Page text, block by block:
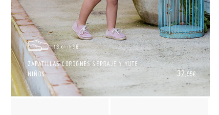
18 38
ZAPATILLAS CORDONES SERRAJE Y YUTE
NIÑOS
32,95€